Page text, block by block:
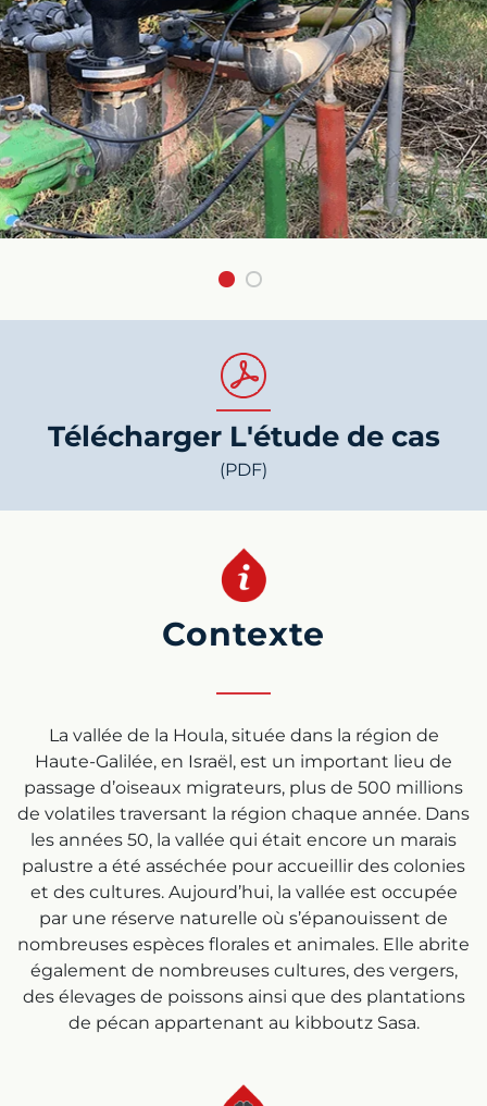
Télécharger L'étude de cas
(PDF)
Contexte
La vallée de la Houla, située dans la région de
Haute-Galilée, en Israël, est un important lieu de
passage d’oiseaux migrateurs, plus de 500 millions
de volatiles traversant la région chaque année. Dans
les années 50, la vallée qui était encore un marais
palustre a été asséchée pour accueillir des colonies
et des cultures. Aujourd’hui, la vallée est occupée
par une réserve naturelle où s’épanouissent de
nombreuses espèces florales et animales. Elle abrite
également de nombreuses cultures, des vergers,
des élevages de poissons ainsi que des plantations
de pécan appartenant au kibboutz Sasa.